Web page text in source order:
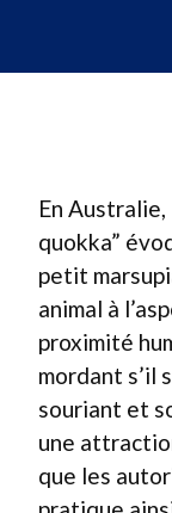
En Australie,
quokka”
petit
animal à
proximité
mordant s’il
souriant et
une
que les